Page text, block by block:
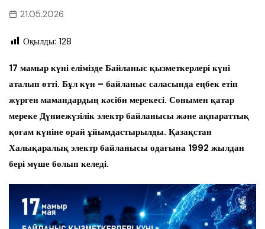
21.05.2026
Оқылды: 128
17 мамыр күні елімізде Байланыс қызметкерлері күні
аталып өтті. Бұл күн – байланыс саласында еңбек етіп
жүрген мамандардың кәсіби мерекесі. Сонымен қатар
мереке Дүниежүзілік электр байланысы және ақпараттық
қоғам күніне орай ұйымдастырылды. Қазақстан
Халықаралық электр байланысы одағына 1992 жылдан
бері мүше болып келеді.